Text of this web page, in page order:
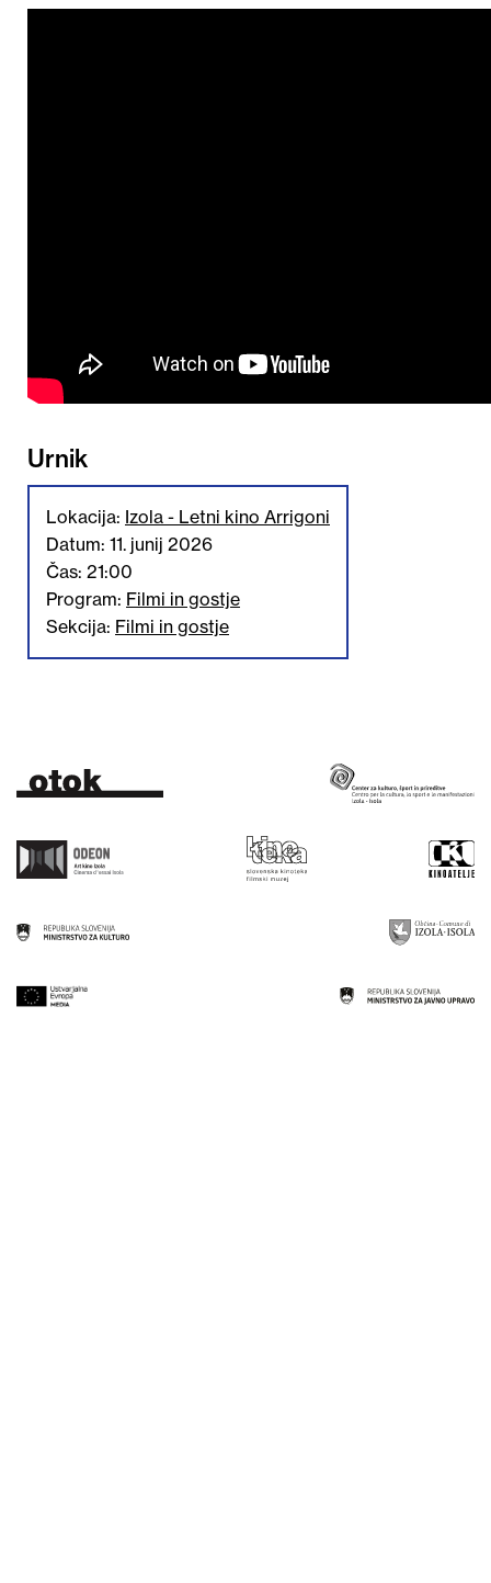
Urnik
Lokacija: Izola - Letni kino Arrigoni
Datum: 11. junij 2026
Čas: 21:00
Program: Filmi in gostje
Sekcija: Filmi in gostje